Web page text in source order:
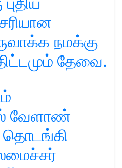
நமக்கு
தேவை.
வேளாண்